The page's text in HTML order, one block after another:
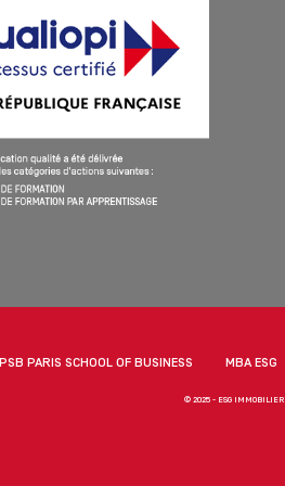
PSB PARIS SCHOOL OF BUSINESS MBA ESG
© 2025 - ESG IMMOBILIER